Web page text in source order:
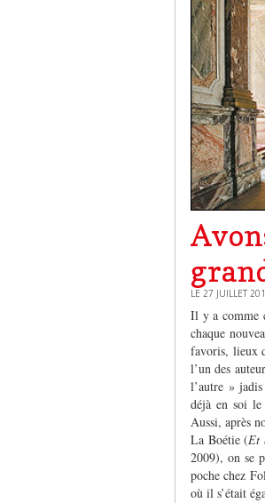
LE 27 JUILLET
Il y a comme
chaque
favoris, lieux
l’un des
l’autre »
déjà en soi le
Aussi, après
La Boétie (Et
2009), on se
poche chez
où il s’était